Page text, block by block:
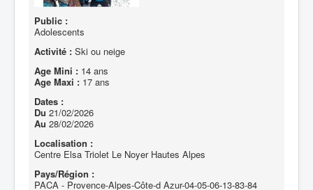
Public :
Adolescents
Activité : Ski ou neige
Age Mini : 14 ans
Age Maxi : 17 ans
Dates :
Du 21/02/2026
Au 28/02/2026
Localisation :
Centre Elsa Triolet Le Noyer Hautes Alpes
Pays/Région :
PACA - Provence-Alpes-Côte-d Azur-04-05-06-13-83-84